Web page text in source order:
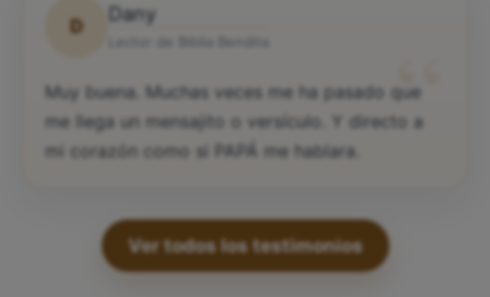
D
Dany
“
Muy buena. Muchas veces me ha pasado que
me llega un mensajito o versículo. Y directo a
mi corazón como si PAPÁ me hablara.
Ver todos los testimonios